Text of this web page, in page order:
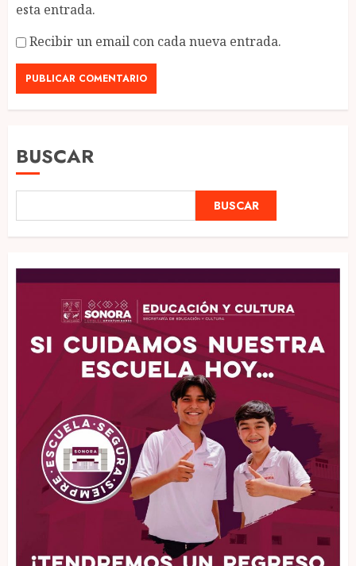
esta entrada.
Recibir un email con cada nueva entrada.
BUSCAR
BUSCAR